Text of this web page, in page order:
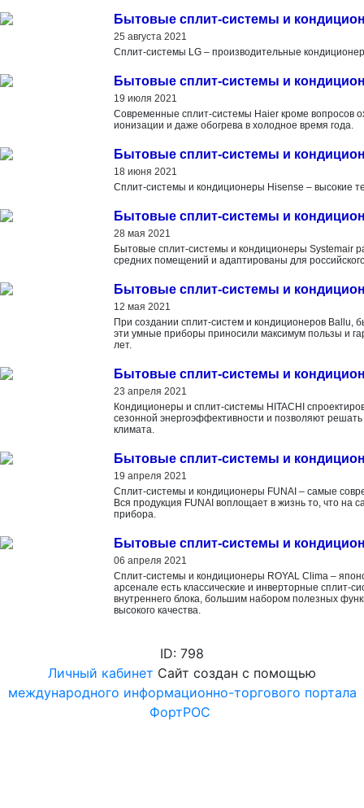
Бытовые сплит-системы и
25 августа 2021
Сплит-системы LG – производительные
Бытовые сплит-системы и
19 июля 2021
Современные сплит-системы Haier кроме вопросов
ионизации и даже обогрева в холодное время года.
Бытовые сплит-системы и
18 июня 2021
Сплит-системы и кондиционеры Hisense – высокие
Бытовые сплит-системы и
28 мая 2021
Бытовые сплит-системы и кондиционеры Systemair
средних помещений и адаптированы для
Бытовые сплит-системы и
12 мая 2021
При создании сплит-систем и кондиционеров Ballu,
эти умные приборы приносили максимум пользы и
лет.
Бытовые сплит-системы и
23 апреля 2021
Кондиционеры и сплит-системы HITACHI
сезонной энергоэффективности и позволяют
климата.
Бытовые сплит-системы и
19 апреля 2021
Сплит-системы и кондиционеры FUNAI – самые
Вся продукция FUNAI воплощает в жизнь то, что на
прибора.
Бытовые сплит-системы и
06 апреля 2021
Сплит-системы и кондиционеры ROYAL Clima –
арсенале есть классические и инверторные сплит-
внутреннего блока, большим набором полезных
высокого качества.
ID: 798
Личный кабинет Сайт создан с помощью
международного информационно-торгового портала
ФортРОС